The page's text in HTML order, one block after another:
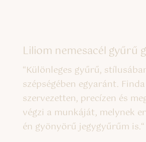
Liliom nemesacél gyűrű
“Különleges gyűrű,
szépségében egyaránt.
szervezetten, precízen és
végzi a munkáját, melynek
én gyönyörű jegygyűrűm is.“